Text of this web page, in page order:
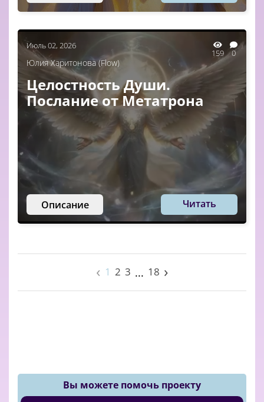
Июль 02, 2026
159 0
Юлия Харитонова (Flow)
Целостность Души.
Послание от Метатрона
Описание Читать
‹ 1 2 3 ... 18 ›
Вы можете помочь проекту